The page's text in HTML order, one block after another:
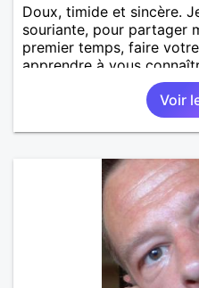
Doux, timide et sincère.
souriante, pour partager
premier temps, faire
apprendre à vous
personne sérieuse,
Voir